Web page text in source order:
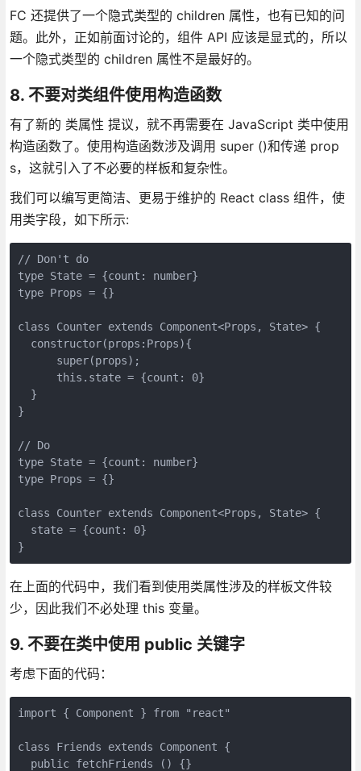
FC 还提供了一个隐式类型的 children 属性，也有已知的问
题。此外，正如前面讨论的，组件 API 应该是显式的，所以
一个隐式类型的 children 属性不是最好的。
8. 不要对类组件使用构造函数
有了新的 类属性 提议，就不再需要在 JavaScript 类中使用
构造函数了。使用构造函数涉及调用 super ()和传递 prop
s，这就引入了不必要的样板和复杂性。
我们可以编写更简洁、更易于维护的 React class 组件，使
用类字段，如下所示:
// Don't do
type State = {count: number}
type Props = {}
class Counter extends Component<Props, State> {
  constructor(props:Props){
      super(props);
      this.state = {count: 0}
  }
}
// Do
type State = {count: number}
type Props = {}
class Counter extends Component<Props, State> {
  state = {count: 0}
}
在上面的代码中，我们看到使用类属性涉及的样板文件较
少，因此我们不必处理 this 变量。
9. 不要在类中使用 public 关键字
考虑下面的代码：
import { Component } from "react"
class Friends extends Component {
  public fetchFriends () {}